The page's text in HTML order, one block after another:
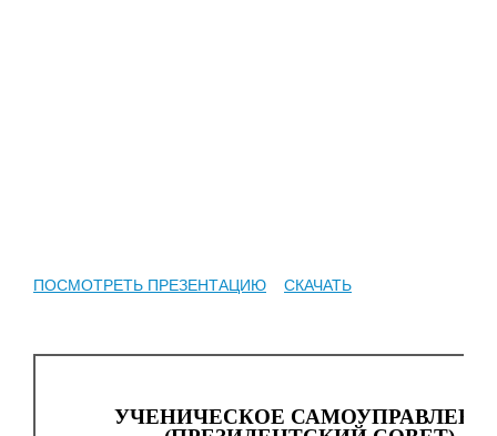
ПОСМОТРЕТЬ ПРЕЗЕНТАЦИЮ СКАЧАТЬ